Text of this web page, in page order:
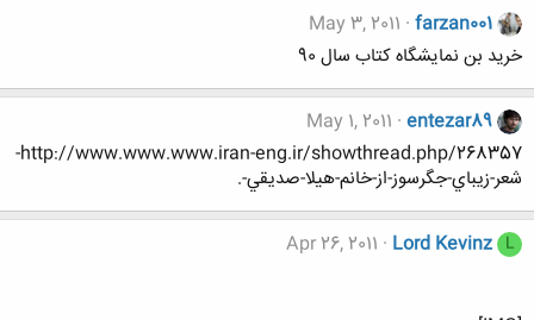
farzan001
May 3, 2011
خرید بن نمایشگاه کتاب سال 90
entezar89
May 1, 2011
http://www.www.www.iran-eng.ir/showthread.php/268357-
شعر-زيباي-جگرسوز-از-خانم-هيلا-صديقي-.
L
Lord Kevinz
Apr 26, 2011